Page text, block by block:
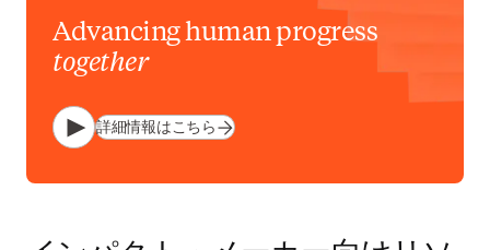
Advancing human progress
together
プレイ詳細情報はこちら